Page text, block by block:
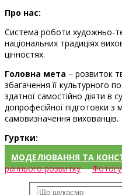
Про нас:
Система роботи художньо-
національних традиціях
цінностях.
Головна мета – розвиток
збагачення її культурного
здатної самостійно діяти в
допрофесійної підготовки
самовизначення вихованців.
Гуртки:
МОДЕЛЮВАННЯ ТА
раннього розвитку